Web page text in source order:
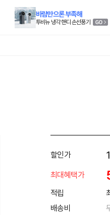
바람만으론 부족해
투비뉴 냉각 핸디 손선풍기
할인가
최대혜택가
적립
배송비